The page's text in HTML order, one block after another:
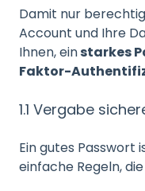
Damit nur
Account und Ihre
Ihnen, einstarkes
Faktor-
1.1 Vergabe
Ein gutes Passwort
einfache Regeln,